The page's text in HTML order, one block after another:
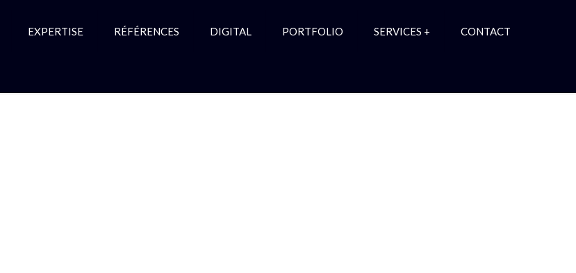
EXPERTISE RÉFÉRENCES DIGITAL PORTFOLIO SERVICES + CONTACT